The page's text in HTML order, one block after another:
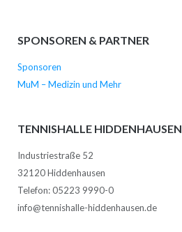
SPONSOREN & PARTNER
Sponsoren
MuM – Medizin und Mehr
TENNISHALLE HIDDENHAUSEN
Industriestraße 52
32120 Hiddenhausen
Telefon: 05223 9990-0
info@tennishalle-hiddenhausen.de